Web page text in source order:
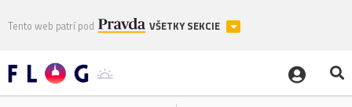
Tento web patrí pod VŠETKY SEKCIE